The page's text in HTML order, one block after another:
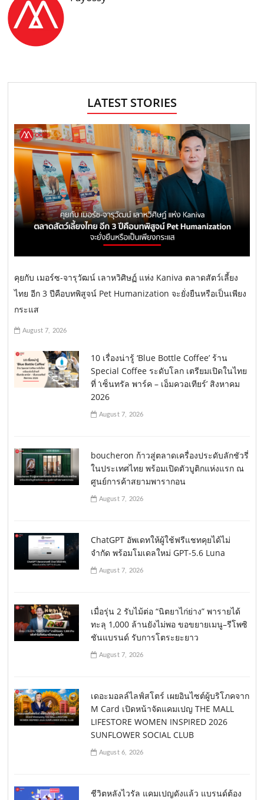
LATEST STORIES
คุยกับ เมอร์ซ-จารุวัฒน์ เลาหวิศิษฏ์ แห่ง Kaniva ตลาดสัตว์เลี้ยง
ไทย อีก 3 ปีคือบทพิสูจน์ Pet Humanization จะยั่งยืนหรือเป็นเพียง
กระแส
August 7, 2026
10 เรื่องน่ารู้ ‘Blue Bottle Coffee’ ร้าน
Special Coffee ระดับโลก เตรียมเปิดในไทย
ที่ ‘เซ็นทรัล พาร์ค – เอ็มควอเทียร์’ สิงหาคม
2026
August 7, 2026
boucheron ก้าวสู่ตลาดเครื่องประดับลักชัวรี่
ในประเทศไทย พร้อมเปิดตัวบูติกแห่งแรก ณ
ศูนย์การค้าสยามพารากอน
August 7, 2026
ChatGPT อัพเดทให้ผู้ใช้ฟรีแชทคุยได้ไม่
จำกัด พร้อมโมเดลใหม่ GPT-5.6 Luna
August 7, 2026
เมื่อรุ่น 2 รับไม้ต่อ “นิตยาไก่ย่าง” พารายได้
ทะลุ 1,000 ล้านยังไม่พอ ขอขยายเมนู–รีโพซิ
ชันแบรนด์ รับการโตระยะยาว
August 7, 2026
เดอะมอลล์ไลฟ์สโตร์ เผยอินไซต์ผู้บริโภคจาก
M Card เปิดหน้าจัดแคมเปญ THE MALL
LIFESTORE WOMEN INSPIRED 2026
SUNFLOWER SOCIAL CLUB
August 6, 2026
ชีวิตหลังไวรัล แคมเปญดังแล้ว แบรนด์ต้อง